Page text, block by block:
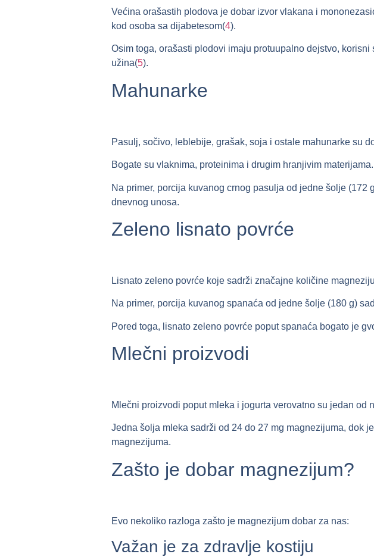
Većina orašastih plodova je dobar izvor vlakana i
kod osoba sa dijabetesom(4).
Osim toga, orašasti plodovi imaju protuupalno dejstvo,
užina(5).
Mahunarke
Pasulj, sočivo, leblebije, grašak, soja i ostale mahunarke su
Bogate su vlaknima, proteinima i drugim hranjivim materijama.
Na primer, porcija kuvanog crnog pasulja od jedne šolje
dnevnog unosa.
Zeleno lisnato povrće
Lisnato zeleno povrće koje sadrži značajne količine
Na primer, porcija kuvanog spanaća od jedne šolje (180 g)
Pored toga, lisnato zeleno povrće poput spanaća bogato je
Mlečni proizvodi
Mlečni proizvodi poput mleka i jogurta verovatno su jedan
Jedna šolja mleka sadrži od 24 do 27 mg magnezijuma, dok
magnezijuma.
Zašto je dobar magnezijum?
Evo nekoliko razloga zašto je magnezijum dobar za nas:
Važan je za zdravlje kostiju